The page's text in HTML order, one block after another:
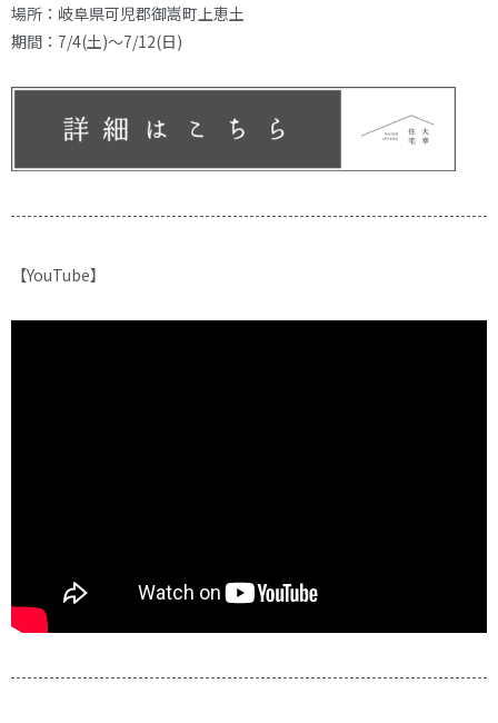
場所：岐阜県可児郡御嵩町上恵土
期間：7/4(土)～7/12(日)
【YouTube】